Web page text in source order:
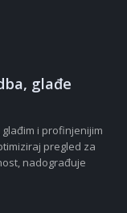
glađe
i profinjenijim
pregled za
nadograđuje